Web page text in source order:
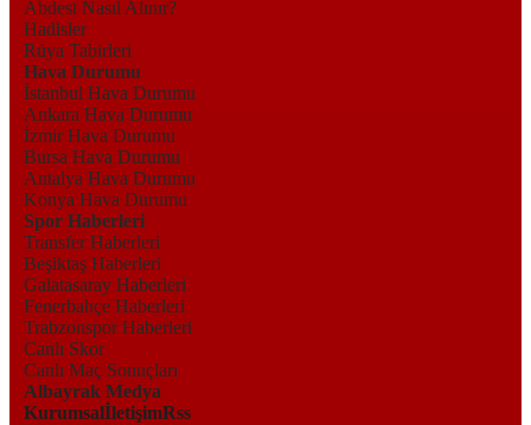
Abdest Nasıl Alınır?
Hadisler
Rüya Tabirleri
Hava Durumu
İstanbul Hava Durumu
Ankara Hava Durumu
İzmir Hava Durumu
Bursa Hava Durumu
Antalya Hava Durumu
Konya Hava Durumu
Spor Haberleri
Transfer Haberleri
Beşiktaş Haberleri
Galatasaray Haberleri
Fenerbahçe Haberleri
Trabzonspor Haberleri
Canlı Skor
Canlı Maç Sonuçları
Albayrak Medya
KurumsalİletişimRss